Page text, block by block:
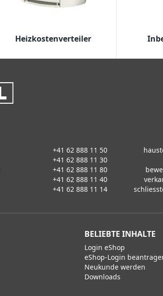
Heizkostenverteiler
+41 62 888 11 50
+41 62 888 11 30
+41 62 888 11 80
+41 62 888 11 40
+41 62 888 11 14
BELIEBTE INHALTE
Login eShop
eShop-Login
Neukunde werden
Downloads